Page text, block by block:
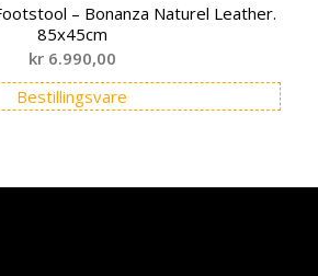
– Bonanza Naturel Leather.
85x45cm
kr6.990,00
Bestillingsvare